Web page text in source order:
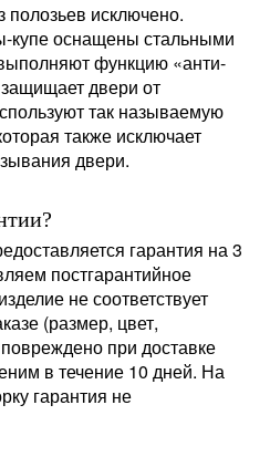
исключено.
оснащены стальными
функцию «анти-
двери от
так называемую
также исключает
двери.
гарантия на 3
постгарантийное
не соответствует
(размер, цвет,
при доставке
в течение 10 дней. На
гарантия не